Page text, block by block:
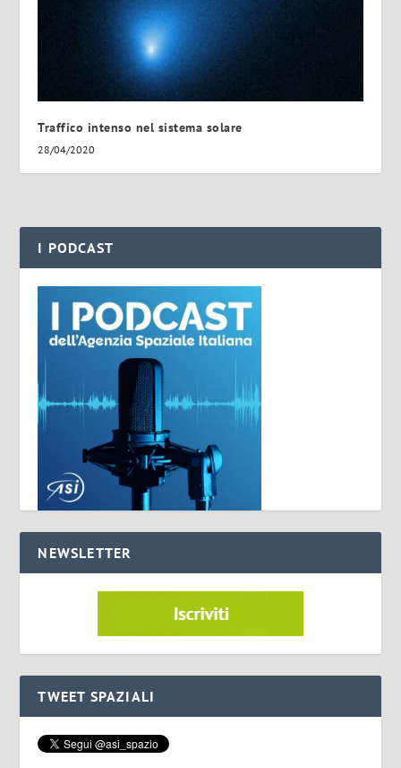
Traffico intenso nel sistema solare
28/04/2020
I PODCAST
NEWSLETTER
TWEET SPAZIALI